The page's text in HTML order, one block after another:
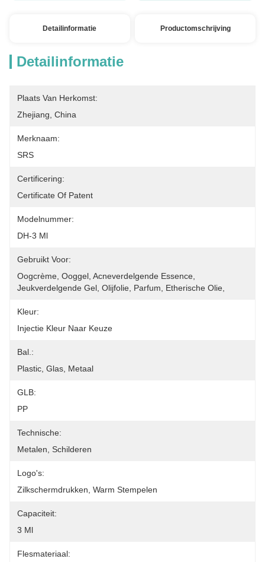
Detailinformatie Productomschrijving
Detailinformatie
Plaats Van Herkomst:
Zhejiang, China
Merknaam:
SRS
Certificering:
Certificate Of Patent
Modelnummer:
DH-3 Ml
Gebruikt Voor:
Oogcrème, Ooggel, Acneverdelgende Essence,
Jeukverdelgende Gel, Olijfolie, Parfum, Etherische Olie,
Kleur:
Injectie Kleur Naar Keuze
Bal.:
Plastic, Glas, Metaal
GLB:
PP
Technische:
Metalen, Schilderen
Logo's:
Zilkschermdrukken, Warm Stempelen
Capaciteit:
3 Ml
Flesmateriaal: